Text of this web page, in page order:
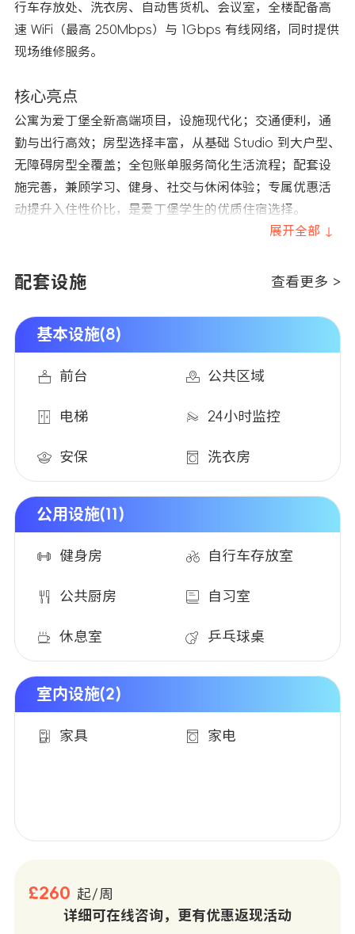
行车存放处、洗衣房、自动售货机、会议室，全楼配备高
速 WiFi（最高 250Mbps）与 1Gbps 有线网络，同时提供
现场维修服务。
核心亮点
公寓为爱丁堡全新高端项目，设施现代化；交通便利，通
勤与出行高效；房型选择丰富，从基础 Studio 到大户型、
无障碍房型全覆盖；全包账单服务简化生活流程；配套设
施完善，兼顾学习、健身、社交与休闲体验；专属优惠活
动提升入住性价比，是爱丁堡学生的优质住宿选择。
展开全部 ↓
配套设施 查看更多 >
基本设施(8)
前台 公共区域
电梯 24小时监控
安保 洗衣房
公用设施(11)
健身房 自行车存放室
公共厨房 自习室
休息室 乒乓球桌
室内设施(2)
家具 家电
£260 起/周
详细可在线咨询，更有优惠返现活动